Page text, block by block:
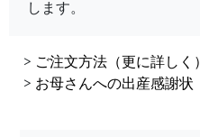
します。
> ご注文方法（更に詳しく）
> お母さんへの出産感謝状